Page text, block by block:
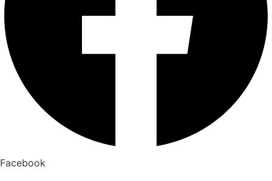
Facebook